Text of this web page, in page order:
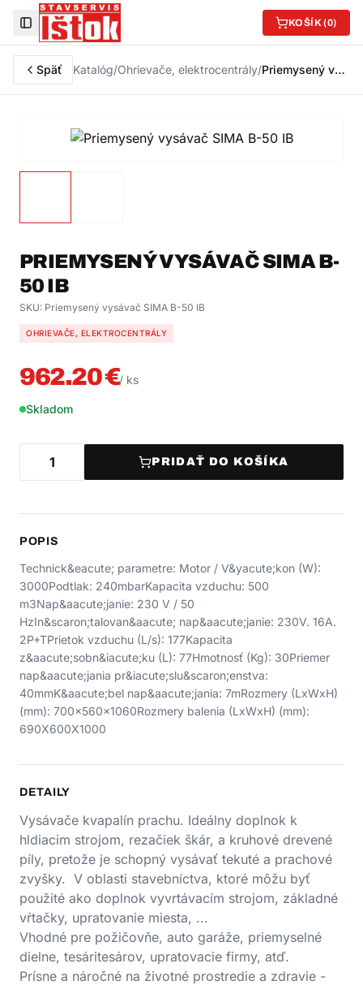
Toggle Sidebar KOŠÍK (0)
Späť Katalóg/Ohrievače, elektrocentrály/ Priemysený vysávač SIMA B-50 IB
PRIEMYSENÝ VYSÁVAČ SIMA B-
50 IB
SKU: Priemysený vysávač SIMA B-50 IB
OHRIEVAČE, ELEKTROCENTRÁLY
962.20€/ ks
Skladom
PRIDAŤ DO KOŠÍKA
POPIS
Technick&eacute; parametre: Motor / V&yacute;kon (W):
3000Podtlak: 240mbarKapacita vzduchu: 500
m3Nap&aacute;janie: 230 V / 50
HzIn&scaron;talovan&aacute; nap&aacute;janie: 230V. 16A.
2P+TPrietok vzduchu (L/s): 177Kapacita
z&aacute;sobn&iacute;ku (L): 77Hmotnosť (Kg): 30Priemer
nap&aacute;jania pr&iacute;slu&scaron;enstva:
40mmK&aacute;bel nap&aacute;jania: 7mRozmery (LxWxH)
(mm): 700x560x1060Rozmery balenia (LxWxH) (mm):
690X600X1000
DETAILY
Vysávače kvapalín prachu. Ideálny doplnok k
hldiacim strojom, rezačiek škár, a kruhové drevené
píly, pretože je schopný vysávať tekuté a prachové
zvyšky. V oblasti stavebníctva, ktoré môžu byť
použité ako doplnok vyvrtávacím strojom, základné
vŕtačky, upratovanie miesta, ...
Vhodné pre požičovňe, auto garáže, priemyselné
dielne, tesáritesárov, upratovacie firmy, atď.
Prísne a náročné na životné prostredie a zdravie -